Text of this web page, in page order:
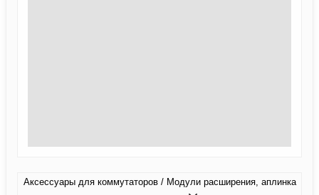
Аксессуары для коммутаторов / Модули расширения, аплинка